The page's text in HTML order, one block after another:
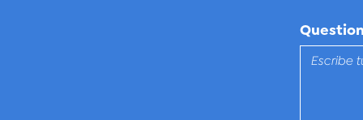
Question